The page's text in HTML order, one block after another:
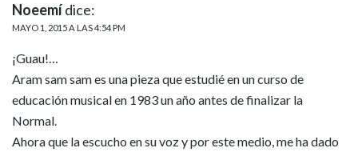
Noeemídice:
MAYO 1, 2015 A LAS 4:54 PM
¡Guau!…
Aram sam sam es una pieza que estudié en un curso de
educación musical en 1983 un año antes de finalizar la
Normal.
Ahora que la escucho en su voz y por este medio, me ha dado